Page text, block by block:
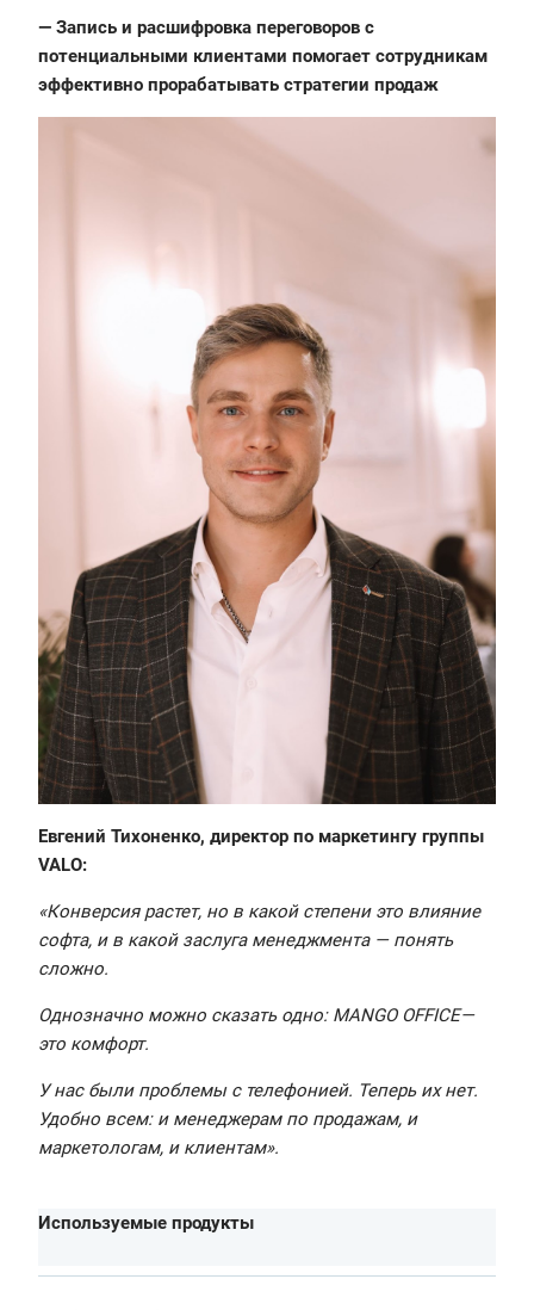
— Запись и расшифровка переговоров с
потенциальными клиентами помогает сотрудникам
эффективно прорабатывать стратегии продаж
Евгений Тихоненко, директор по маркетингу группы
VALO:
«Конверсия растет, но в какой степени это влияние
софта, и в какой заслуга менеджмента — понять
сложно.
Однозначно можно сказать одно: MANGO OFFICE—
это комфорт.
У нас были проблемы с телефонией. Теперь их нет.
Удобно всем: и менеджерам по продажам, и
маркетологам, и клиентам».
Используемые продукты